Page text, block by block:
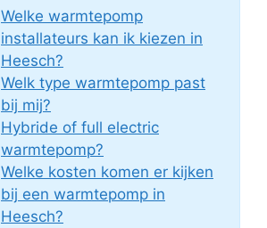
Welke warmtepomp
installateurs kan ik kiezen in
Heesch?
Welk type warmtepomp past
bij mij?
Hybride of full electric
warmtepomp?
Welke kosten komen er kijken
bij een warmtepomp in
Heesch?